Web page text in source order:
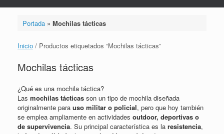
Portada» Mochilas tácticas
Inicio / Productos etiquetados “Mochilas tácticas”
Mochilas tácticas
¿Qué es una mochila táctica?
Las mochilas tácticas son un tipo de mochila diseñada
originalmente para uso militar o policial, pero que hoy también
se emplea ampliamente en actividades outdoor, deportivas o
de supervivencia. Su principal característica es la resistencia,